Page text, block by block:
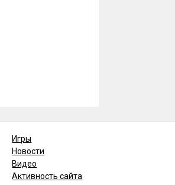
Игры
Новости
Видео
Активность сайта